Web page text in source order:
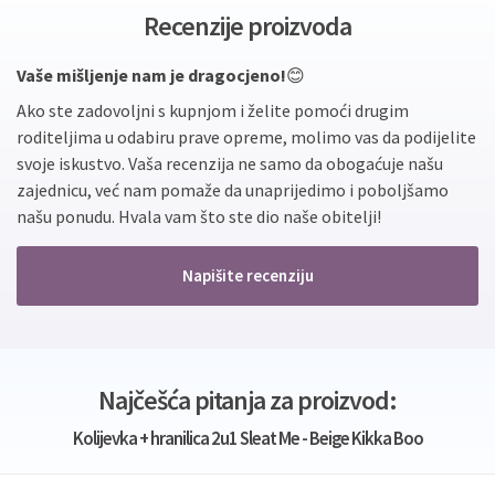
Recenzije proizvoda
Vaše mišljenje nam je dragocjeno!😊
Ako ste zadovoljni s kupnjom i želite pomoći drugim
roditeljima u odabiru prave opreme, molimo vas da podijelite
svoje iskustvo. Vaša recenzija ne samo da obogaćuje našu
zajednicu, već nam pomaže da unaprijedimo i poboljšamo
našu ponudu. Hvala vam što ste dio naše obitelji!
Napišite recenziju
Najčešća pitanja za proizvod:
Kolijevka + hranilica 2u1 Sleat Me - Beige Kikka Boo